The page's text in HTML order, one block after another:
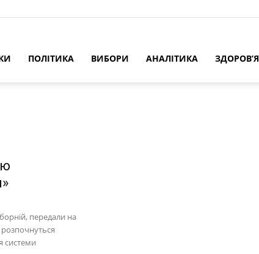
ПОЛІТИКА ВИБОРИ АНАЛІТИКА ЗДОРОВ’Я
передали на
системи